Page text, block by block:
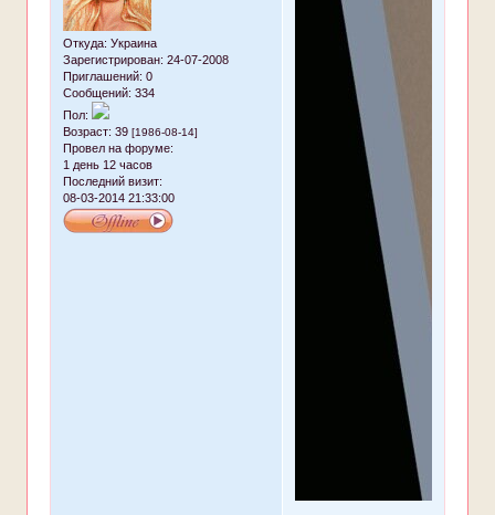
Откуда: Украина
Зарегистрирован: 24-07-2008
Приглашений: 0
Сообщений: 334
Пол:
Возраст: 39 [1986-08-14]
Провел на форуме:
1 день 12 часов
Последний визит:
08-03-2014 21:33:00